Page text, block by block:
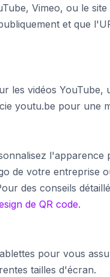
Vimeo, ou le
et que
les vidéos YouTube,
youtu.be pour une
l'apparence
de votre entreprise
des conseils
de QR code.
pour vous
tailles d'écran.